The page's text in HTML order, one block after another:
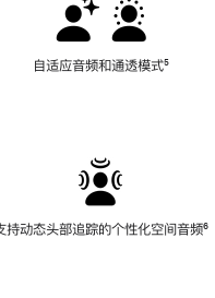
自适应音频和通透模式脚
⁵
持动态头部追踪的个性化空间音频脚
⁶